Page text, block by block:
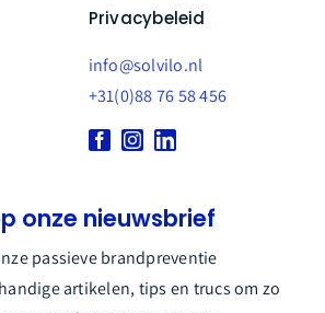
Privacybeleid
info@solvilo.nl
+31(0)88 76 58 456
onze nieuwsbrief
passieve brandpreventie
artikelen, tips en trucs om zo